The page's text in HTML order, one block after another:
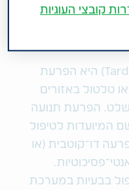
דיסקינזיה
היא הפרעת
טלטול באזורים
נשלט. הפרעת תנועה
המיועדות לטיפול
דו‏־קוטבית (או
בבעיות במערכת
קובצי העוגיות